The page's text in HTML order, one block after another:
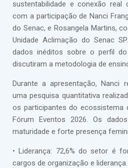
sustentabilidade e conexão
com a participação de Nanci
do Senac, e Rosangela Martins,
Unidade Aclimação do Senac
dados inéditos sobre o perfil
discutiram a metodologia de
Durante a apresentação, Nanci
uma pesquisa quantitativa
os participantes do
Fórum Eventos 2026. Os
maturidade e forte presença
• Liderança: 72,6% do setor é
cargos de organização e liderança.